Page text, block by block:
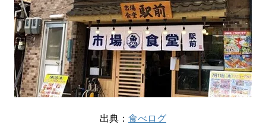
出典： 食べログ